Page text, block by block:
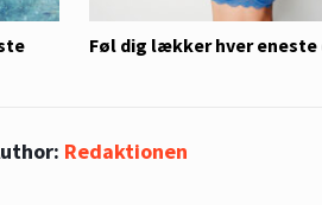
Føl dig lækker hver eneste
Redaktionen